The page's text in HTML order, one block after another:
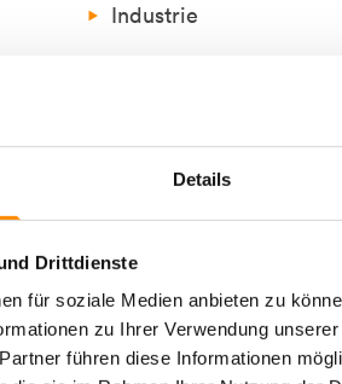
Details
Drittdienste
für soziale Medien anbieten zu
zu Ihrer Verwendung
führen diese Informationen
Industrie
Mietbereiche in
individuell gestaltbar
Die Büros verfügen
Gleisanschluss
Glasfaseranschluss